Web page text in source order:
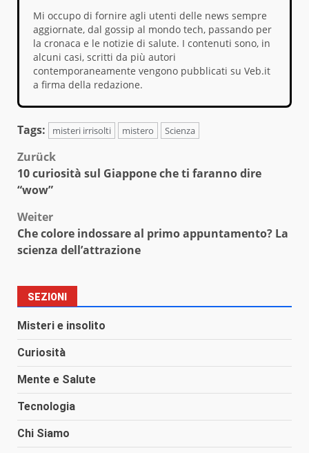
Mi occupo di fornire agli utenti delle news sempre
aggiornate, dal gossip al mondo tech, passando per
la cronaca e le notizie di salute. I contenuti sono, in
alcuni casi, scritti da più autori
contemporaneamente vengono pubblicati su Veb.it
a firma della redazione.
Tags: misteri irrisolti mistero Scienza
Beitragsnavigation
Zurück
10 curiosità sul Giappone che ti faranno dire
“wow”
Weiter
Che colore indossare al primo appuntamento? La
scienza dell’attrazione
SEZIONI
Misteri e insolito
Curiosità
Mente e Salute
Tecnologia
Chi Siamo